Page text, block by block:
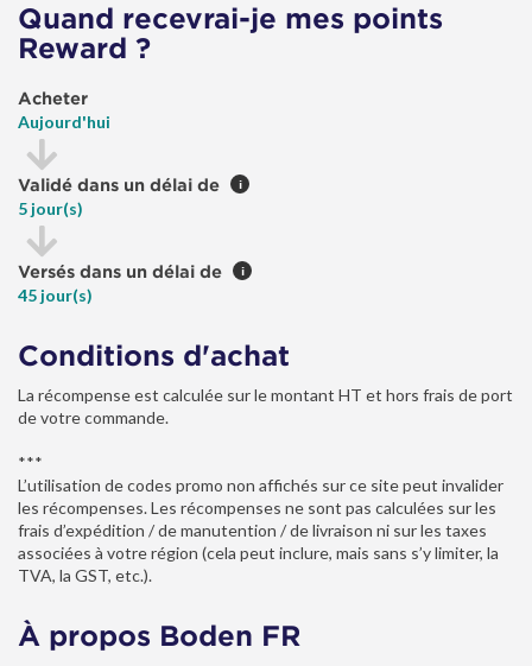
Quand recevrai-je mes points
Reward ?
Acheter
Aujourd'hui
Validé dans un délai de i
5 jour(s)
Versés dans un délai de i
45 jour(s)
Conditions d'achat
La récompense est calculée sur le montant HT et hors frais de port
de votre commande.
***
L’utilisation de codes promo non affichés sur ce site peut invalider
les récompenses. Les récompenses ne sont pas calculées sur les
frais d’expédition / de manutention / de livraison ni sur les taxes
associées à votre région (cela peut inclure, mais sans s’y limiter, la
TVA, la GST, etc.).
À propos Boden FR